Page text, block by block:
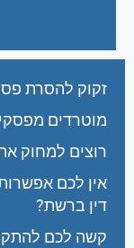
זקוק להסרת
מוטרדים מפסקי
רוצים למחוק
אין לכם
דין ברשת?
קשה לכם